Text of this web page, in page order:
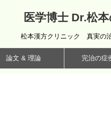
医学博士 Dr.松
松本漢方クリニック 真実の
論文 & 理論 完治の症